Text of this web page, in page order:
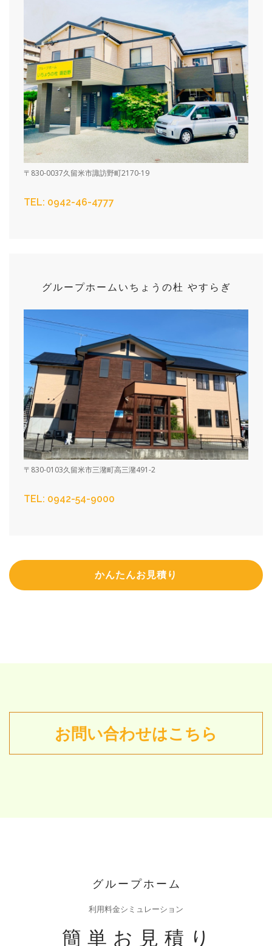
〒830-0037久留米市諏訪野町2170-19
TEL: 0942-46-4777
グループホーム いちょうの杜 やすらぎ
〒830-0103久留米市三潴町高三潴491-2
TEL: 0942-54-9000
かんたんお見積り
お問い合わせはこちら
グループホーム
利用料金シミュレーション
簡単お見積り